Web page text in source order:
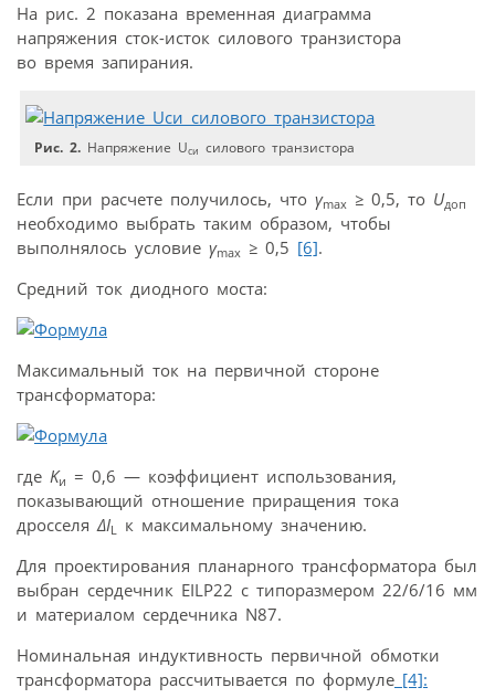
На рис. 2 показана временная диаграмма
напряжения сток-исток силового транзистора
во время запирания.
Рис. 2. Напряжение Uси силового транзистора
Если при расчете получилось, что γmax ≥ 0,5, то Uдоп
необходимо выбрать таким образом, чтобы
выполнялось условие γmax ≥ 0,5 [6].
Средний ток диодного моста:
Максимальный ток на первичной стороне
трансформатора:
где Kи = 0,6 — коэффициент использования,
показывающий отношение приращения тока
дросселя ΔIL
к максимальному значению.
Для проектирования планарного трансформатора был
выбран сердечник EILP22 с типоразмером 22/6/16 мм
и материалом сердечника N87.
Номинальная индуктивность первичной обмотки
трансформатора рассчитывается по формуле [4]: